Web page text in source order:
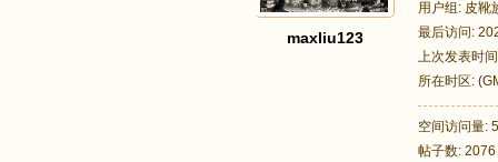
maxliu123
用户组: 皮靴
最后访问:
上次发表时
所在时区:
空间访问量:
帖子数: 2076